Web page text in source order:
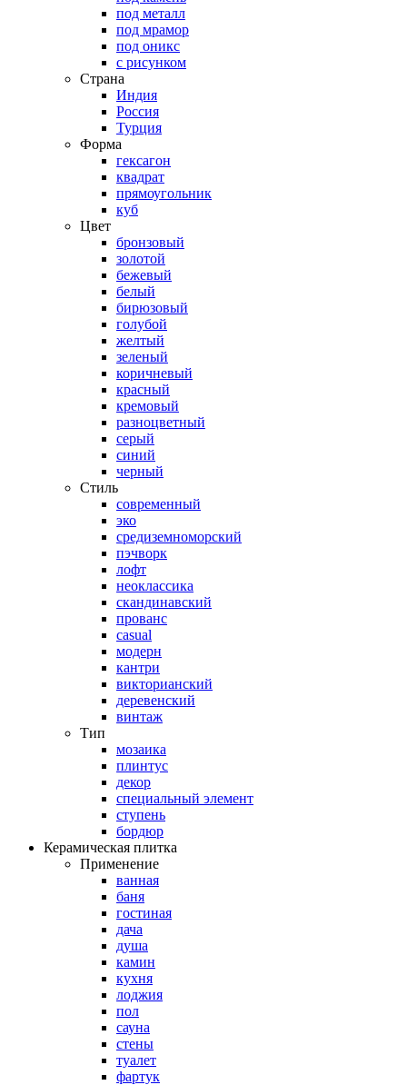
под металл
под мрамор
под оникс
с рисунком
Страна
Индия
Россия
Турция
Форма
гексагон
квадрат
прямоугольник
куб
Цвет
бронзовый
золотой
бежевый
белый
бирюзовый
голубой
желтый
зеленый
коричневый
красный
кремовый
разноцветный
серый
синий
черный
Стиль
современный
эко
средиземноморский
пэчворк
лофт
неоклассика
скандинавский
прованс
casual
модерн
кантри
викторианский
деревенский
винтаж
Тип
мозаика
плинтус
декор
специальный элемент
ступень
бордюр
Керамическая плитка
Применение
ванная
баня
гостиная
дача
душа
камин
кухня
лоджия
пол
сауна
стены
туалет
фартук